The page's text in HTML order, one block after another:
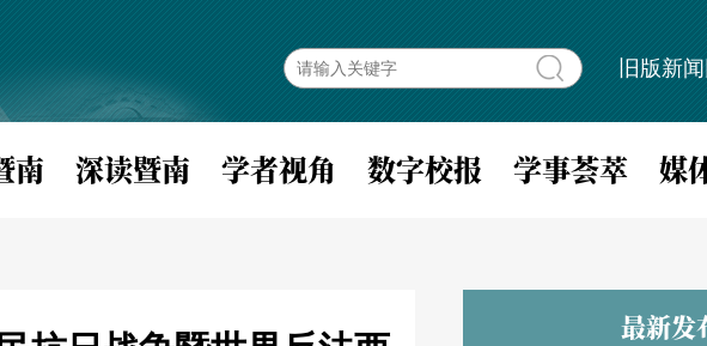
旧版新
南 深读暨南 学者视角 数字校报 学事荟萃 媒
最新发